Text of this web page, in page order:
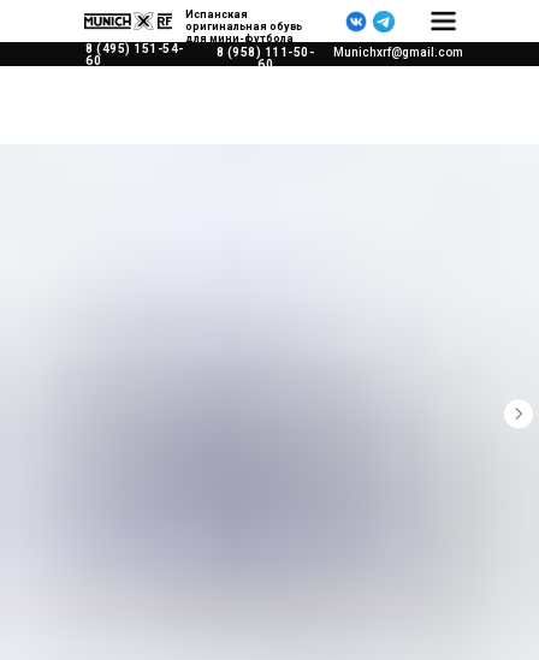
Испанская
оригинальная обувь
для мини-футбола
8 (958) 111-50-
60
8 (495) 151-54-
60
Munichxrf@gmail.com